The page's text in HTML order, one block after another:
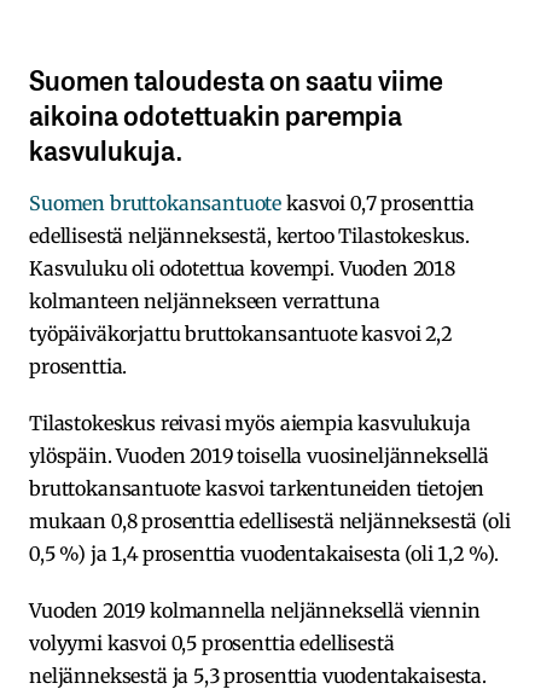
Suomen taloudesta on saatu viime
aikoina odotettuakin parempia
kasvulukuja.
Suomen bruttokansantuote kasvoi 0,7 prosenttia
edellisestä neljänneksestä, kertoo Tilastokeskus.
Kasvuluku oli odotettua kovempi. Vuoden 2018
kolmanteen neljännekseen verrattuna
työpäiväkorjattu bruttokansantuote kasvoi 2,2
prosenttia.
Tilastokeskus reivasi myös aiempia kasvulukuja
ylöspäin. Vuoden 2019 toisella vuosineljänneksellä
bruttokansantuote kasvoi tarkentuneiden tietojen
mukaan 0,8 prosenttia edellisestä neljänneksestä (oli
0,5 %) ja 1,4 prosenttia vuodentakaisesta (oli 1,2 %).
Vuoden 2019 kolmannella neljänneksellä viennin
volyymi kasvoi 0,5 prosenttia edellisestä
neljänneksestä ja 5,3 prosenttia vuodentakaisesta.